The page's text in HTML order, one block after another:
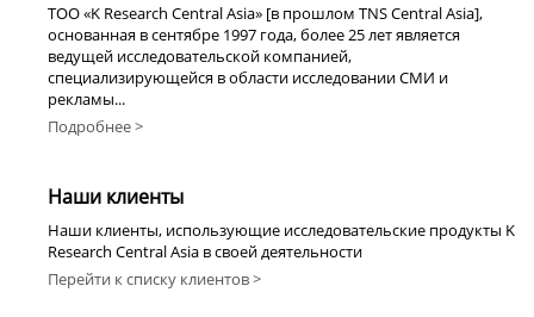
TOO «K Research Central Asia» [в прошлом TNS Central Asia],
основанная в сентябре 1997 года, более 25 лет является
ведущей исследовательской компанией,
специализирующейся в области исследовании СМИ и
рекламы...
Подробнее >
Наши клиенты
Наши клиенты, использующие исследовательские продукты K
Research Central Asia в своей деятельности
Перейти к списку клиентов >